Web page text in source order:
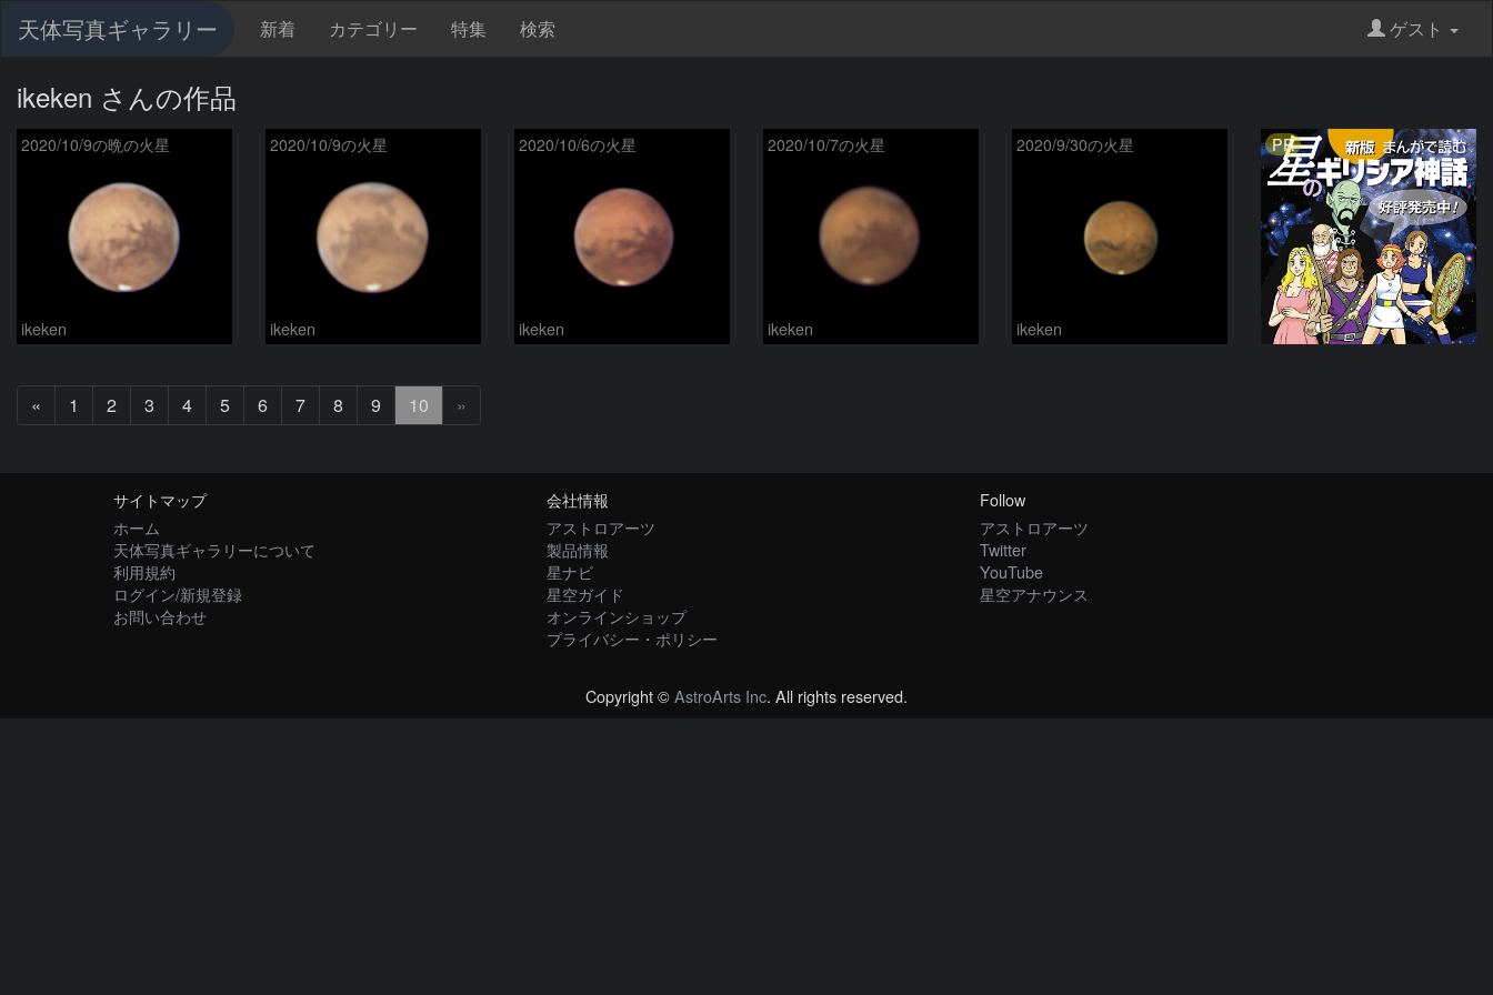
天体写真ギャラリー 新着 カテゴリー 特集 検索 ゲスト
ikeken さんの作品
2020/10/9の晩の火星
ikeken
2020/10/9の火星
ikeken
2020/10/6の火星
ikeken
2020/10/7の火星
ikeken
2020/9/30の火星
ikeken
PR
«
へ
1 2 3 4 5 6 7 8 9 10 »
サイトマップ
ホーム
天体写真ギャラリーについて
利用規約
ログイン/新規登録
お問い合わせ
会社情報
アストロアーツ
製品情報
星ナビ
星空ガイド
オンラインショップ
プライバシー・ポリシー
Follow
アストロアーツ
Twitter
YouTube
星空アナウンス
Copyright ©AstroArts Inc. All rights reserved.